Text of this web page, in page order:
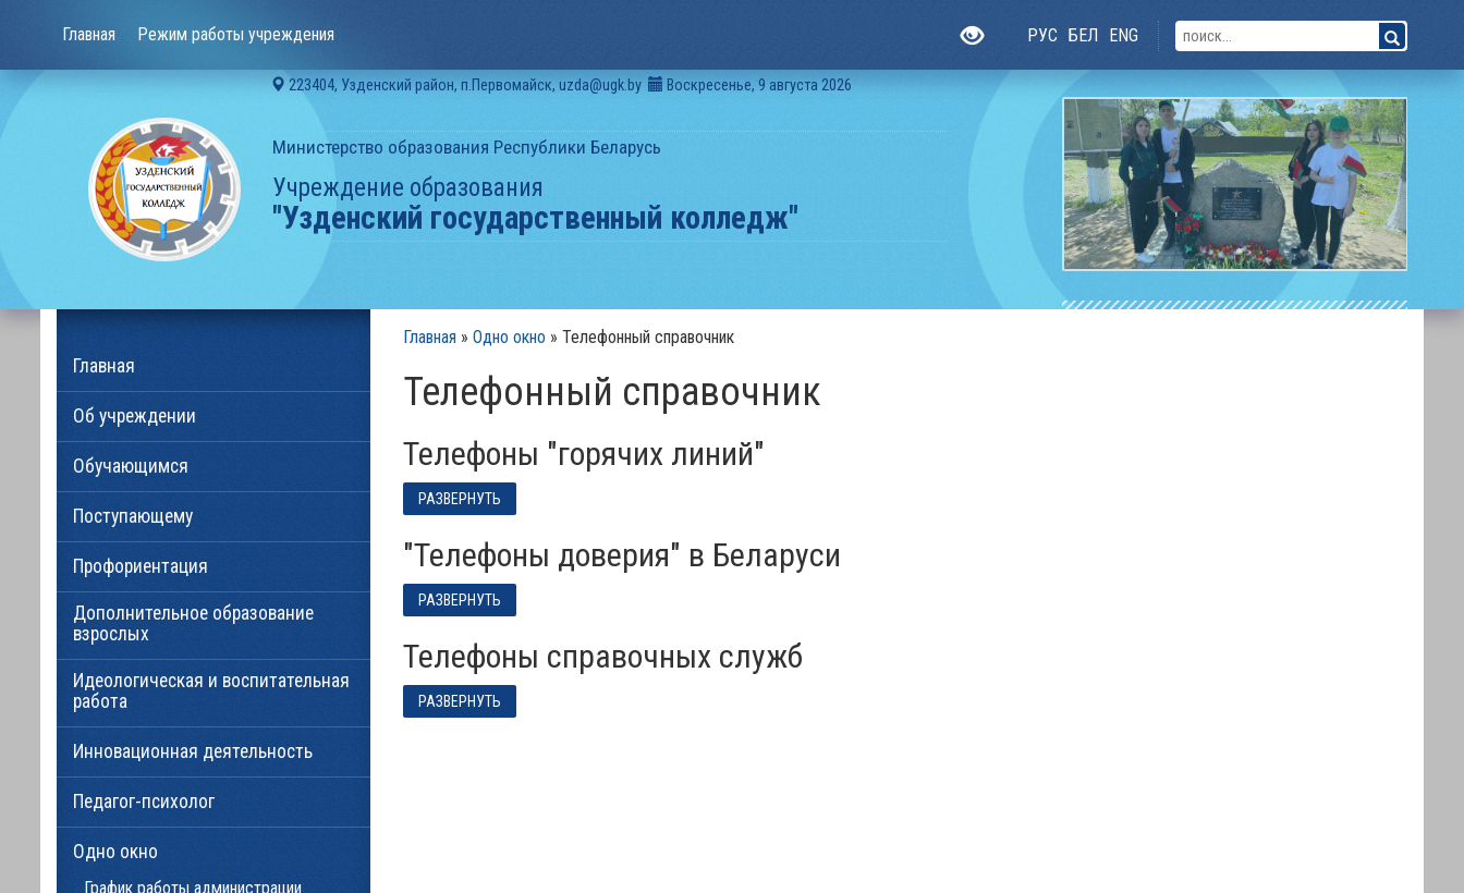
Главная Режим работы учреждения РУС БЕЛ ENG
223404, Узденский район, п.Первомайск, uzda@ugk.by Воскресенье, 9 августа 2026
Министерство образования Республики Беларусь
Учреждение образования
"Узденский государственный колледж"
Главная » Одно окно » Телефонный справочник
Телефонный справочник
Телефоны "горячих линий"
РАЗВЕРНУТЬ
"Телефоны доверия" в Беларуси
РАЗВЕРНУТЬ
Телефоны справочных служб
РАЗВЕРНУТЬ
Главная
Об учреждении
Обучающимся
Поступающему
Профориентация
Дополнительное образование
взрослых
Идеологическая и воспитательная
работа
Инновационная деятельность
Педагог-психолог
Одно окно
График работы администрации